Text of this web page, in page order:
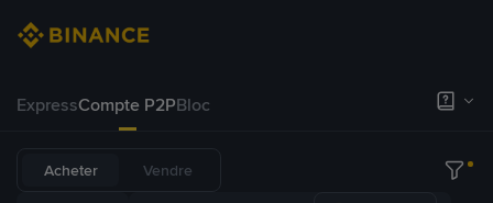
ExpressCompte P2PBloc
Acheter Vendre